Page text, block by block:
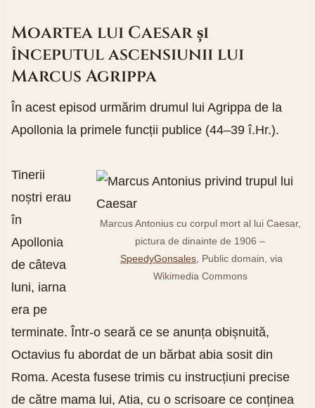
Moartea lui Caesar și
începutul ascensiunii lui
Marcus Agrippa
În acest episod urmărim drumul lui Agrippa de la
Apollonia la primele funcții publice (44–39 î.Hr.).
Marcus Antonius cu corpul mort al lui Caesar,
pictura de dinainte de 1906 –
SpeedyGonsales , Public domain, via
Wikimedia Commons
Tinerii
noștri erau
în
Apollonia
de câteva
luni, iarna
era pe
terminate. Într-o seară ce se anunța obișnuită,
Octavius fu abordat de un bărbat abia sosit din
Roma. Acesta fusese trimis cu instrucțiuni precise
de către mama lui, Atia, cu o scrisoare ce conținea